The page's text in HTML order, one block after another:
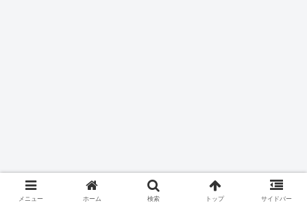
メニュー ホーム 検索 トップ サイドバー